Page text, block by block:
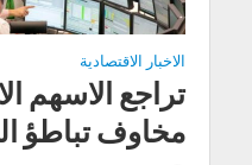
الاخبار الاقتصادية
تراجع الاسهم
مخاوف تباطؤ